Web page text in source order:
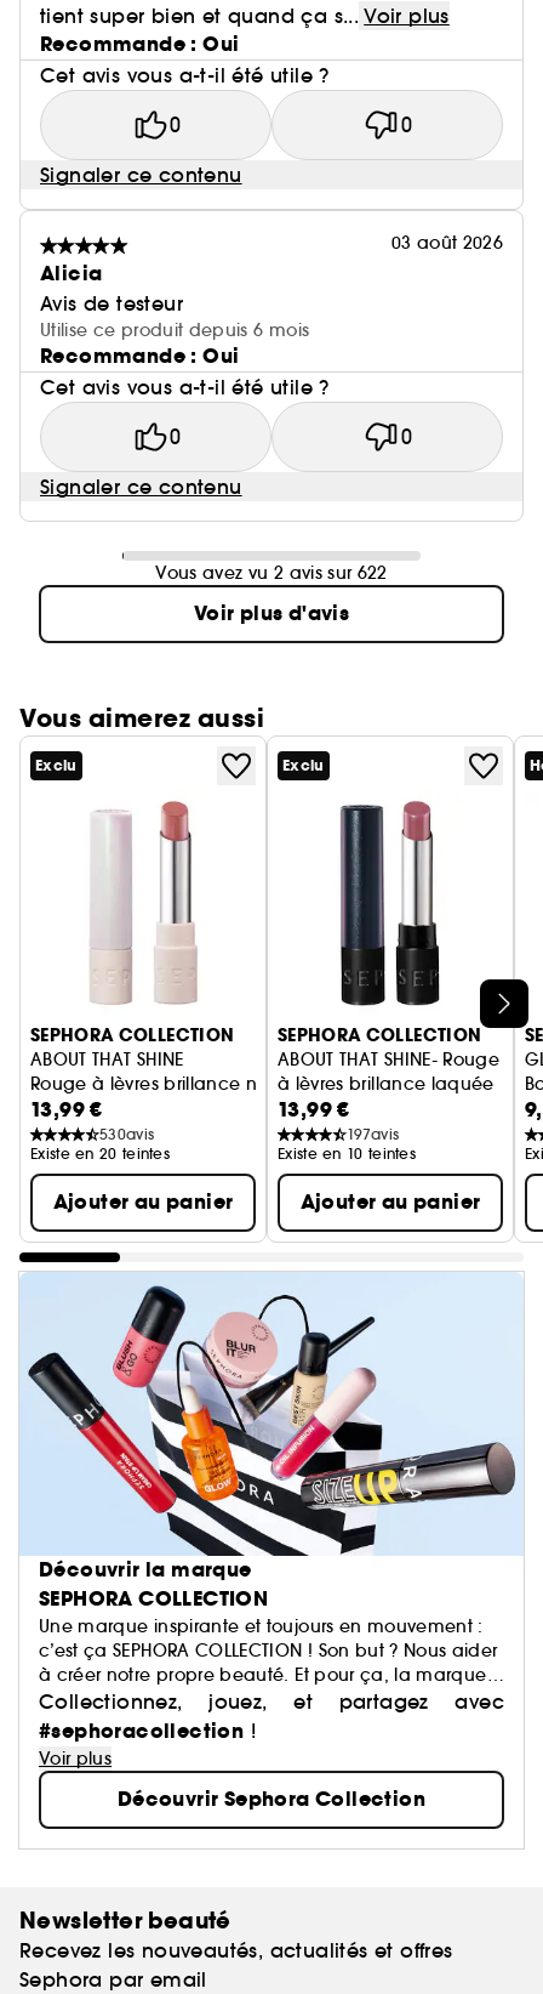
tient super bien et quand ça s... Voir plus
Recommande : Oui
Cet avis vous a-t-il été utile ?
0 0
Signaler ce contenu
03 août 2026
Alicia
Avis de testeur
Utilise ce produit depuis 6 mois
Recommande : Oui
Cet avis vous a-t-il été utile ?
0 0
Signaler ce contenu
Vous avez vu 2 avis sur 622
Voir plus d'avis
Vous aimerez aussi
Ignorer le carrousel produits
Exclu
SEPHORA COLLECTION
ABOUT THAT SHINE
Rouge à lèvres brillance naturelle
13,99 €
530avis
Existe en 20 teintes
Ajouter au panier
Exclu
SEPHORA COLLECTION
ABOUT THAT SHINE- Rouge
à lèvres brillance laquée
13,99 €
197avis
Existe en 10 teintes
Ajouter au panier
Découvrir la marque
SEPHORA COLLECTION
Une marque inspirante et toujours en mouvement :
c’est ça SEPHORA COLLECTION ! Son but ? Nous aider
à créer notre propre beauté. Et pour ça, la marque
a justement imaginé des centaines de produits : du
maquillage aux soins, du capillaire au parfum, du
bain aux compléments alimentaires,… Avec pour
mission de démocratiser une beauté performante.
Collectionnez, jouez, et partagez avec
#sephoracollection !
Voir plus
Découvrir Sephora Collection
Newsletter beauté
Recevez les nouveautés, actualités et offres
Sephora par email